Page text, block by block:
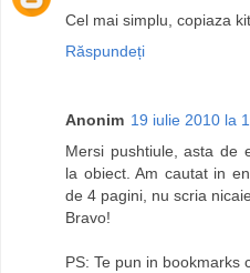
Cel mai simplu, copiaza
Răspundeți
Anonim 19 iulie 2010 la
Mersi pushtiule, asta de
la obiect. Am cautat in
de 4 pagini, nu scria
Bravo!
PS: Te pun in bookmarks